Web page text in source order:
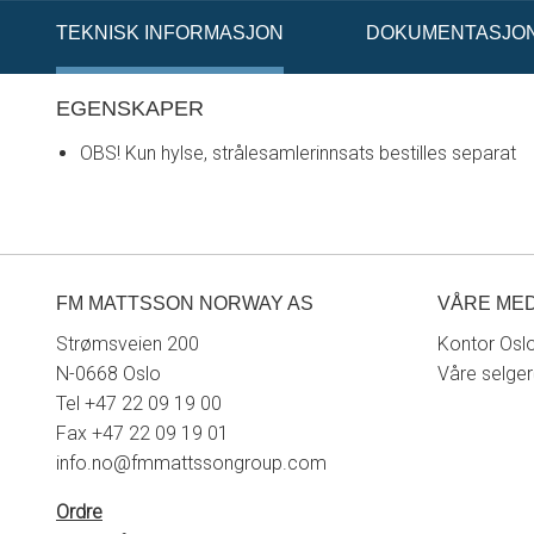
TEKNISK INFORMASJON
EGENSKAPER
OBS! Kun hylse, strålesamlerinnsats bestilles separat
FM MATTSSON NORWAY AS
Strømsveien 200
N-0668 Oslo
Tel +47 22 09 19 00
Fax +47 22 09 19 01
info.no@fmmattssongroup.com
Ordre
VÅRE
Kontor
Våre